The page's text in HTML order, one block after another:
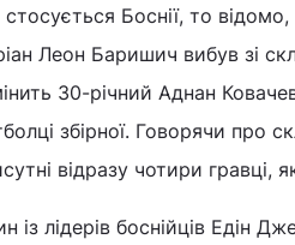
Боснії, то
Леон Баришич вибув зі
30-річний Аднан
збірної. Говорячи про
відразу чотири гравці,
із лідерів боснійців Едін